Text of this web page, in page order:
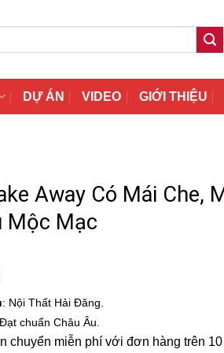
DỰ ÁN VIDEO GIỚI THIỆU
Away Có Mái Che,
Mộc Mạc
: Nội Thất Hải Đăng.
chuẩn Châu Âu.
chuyển miễn phí với đơn hàng trên 10